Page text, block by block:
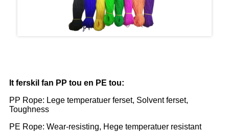
It ferskil fan PP tou en PE tou:
PP Rope: Lege temperatuer ferset, Solvent ferset,
Toughness
PE Rope: Wear-resisting, Hege temperatuer resistant